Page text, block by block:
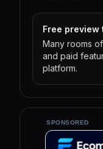
Free preview
Many rooms
and paid
platform.
SPONSORED